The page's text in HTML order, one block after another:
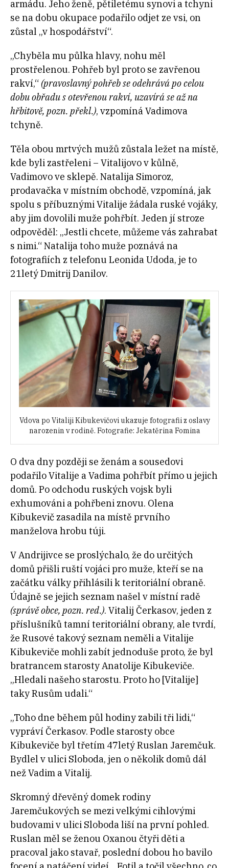
armádu. Jeho ženě, pětiletému synovi a tchyni
se na dobu okupace podařilo odjet ze vsi, on
zůstal „v hospodářství“.
„Chyběla mu půlka hlavy, nohu měl
prostřelenou. Pohřeb byl proto se zavřenou
rakví,“(pravoslavný pohřeb se odehrává po celou
dobu obřadu s otevřenou rakví, uzavírá se až na
hřbitově, pozn. překl.), vzpomíná Vadimova
tchyně.
Těla obou mrtvých mužů zůstala ležet na místě,
kde byli zastřeleni – Vitalijovo v kůlně,
Vadimovo ve sklepě. Natalija Simoroz,
prodavačka v místním obchodě, vzpomíná, jak
spolu s příbuznými Vitalije žádala ruské vojáky,
aby jim dovolili muže pohřbít. Jeden jí stroze
odpověděl: „Jestli chcete, můžeme vás zahrabat
s nimi.“ Natalija toho muže poznává na
fotografiích z telefonu Leonida Udoda, je to
21letý Dmitrij Danilov.
Vdova po Vitaliji Kibukevičovi ukazuje fotografii z oslavy
narozenin v rodině. Fotografie: Jekatěrina Fomina
O dva dny později se ženám a sousedovi
podařilo Vitalije a Vadima pohřbít přímo u jejich
domů. Po odchodu ruských vojsk byli
exhumováni a pohřbeni znovu. Olena
Kibukevič zasadila na místě prvního
manželova hrobu túji.
V Andrijivce se proslýchalo, že do určitých
domů přišli ruští vojáci pro muže, kteří se na
začátku války přihlásili k teritoriální obraně.
Údajně se jejich seznam našel v místní radě
(správě obce, pozn. red.). Vitalij Čerkasov, jeden z
příslušníků tamní teritoriální obrany, ale tvrdí,
že Rusové takový seznam neměli a Vitalije
Kibukeviče mohli zabít jednoduše proto, že byl
bratrancem starosty Anatolije Kibukeviče.
„Hledali našeho starostu. Proto ho [Vitalije]
taky Rusům udali.“
„Toho dne během půl hodiny zabili tři lidi,“
vypráví Čerkasov. Podle starosty obce
Kibukeviče byl třetím 47letý Ruslan Jaremčuk.
Bydlel v ulici Sloboda, jen o několik domů dál
než Vadim a Vitalij.
Skromný dřevěný domek rodiny
Jaremčukových se mezi velkými cihlovými
budovami v ulici Sloboda liší na první pohled.
Ruslan měl se ženou Oxanou čtyři děti a
pracoval jako stavař, poslední dobou ho bavilo